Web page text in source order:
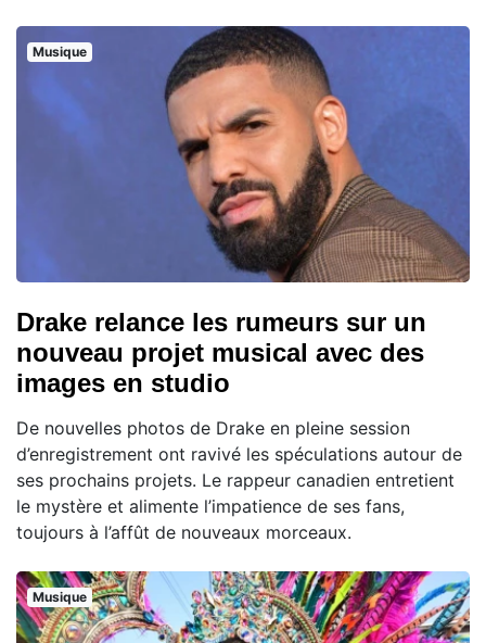
Musique
Drake relance les rumeurs sur un
nouveau projet musical avec des
images en studio
De nouvelles photos de Drake en pleine session
d’enregistrement ont ravivé les spéculations autour de
ses prochains projets. Le rappeur canadien entretient
le mystère et alimente l’impatience de ses fans,
toujours à l’affût de nouveaux morceaux.
Musique